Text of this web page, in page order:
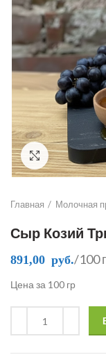
Click to
Главная Молочная
Сыр Козий
891,00 руб. /100
Цена за 100 гр